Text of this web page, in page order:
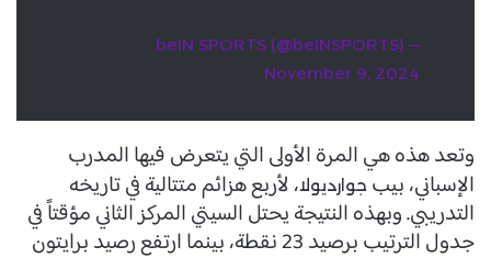
— beIN SPORTS (@beINSPORTS)
November 9, 2024
وتعد هذه هي المرة الأولى التي يتعرض فيها المدرب
الإسباني، بيب جوارديولا، لأربع هزائم متتالية في تاريخه
التدريبي. وبهذه النتيجة يحتل السيتي المركز الثاني مؤقتاً في
جدول الترتيب برصيد 23 نقطة، بينما ارتفع رصيد برايتون